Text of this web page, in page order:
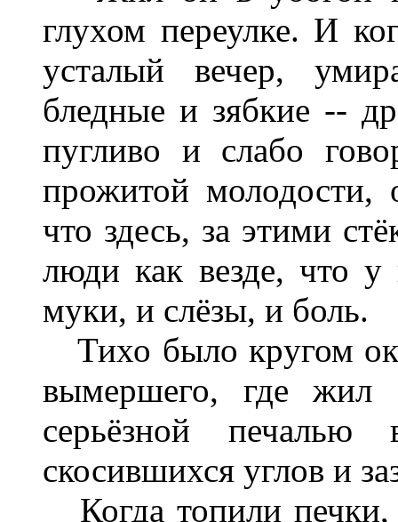
глухом переулке. И
усталый вечер,
бледные и зябкие --
пугливо и слабо
прожитой
что здесь, за этими
люди как везде, что
муки, и слёзы, и боль.
Тихо было кругом
вымершего, где жил
серьёзной
скосившихся углов и
Когда топили